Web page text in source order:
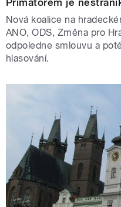
Primátorem je
Nová koalice na
ANO, ODS, Změna pro
odpoledne smlouvu a
hlasování.